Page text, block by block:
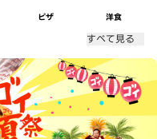
ピザ 洋食
すべて見る